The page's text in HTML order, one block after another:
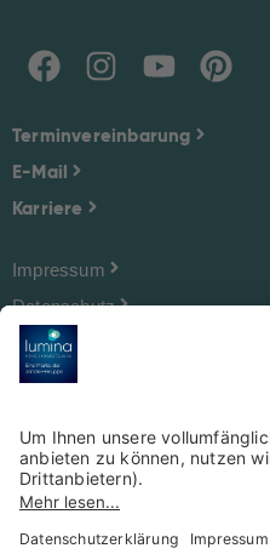
Terminvereinbarung
E-Mail
Karriere
Impressum
Datenschutz
Cookie-Einstellungen